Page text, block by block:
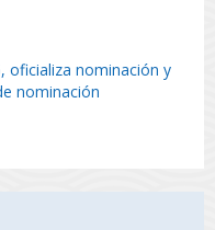
oficializa nominación y
nominación